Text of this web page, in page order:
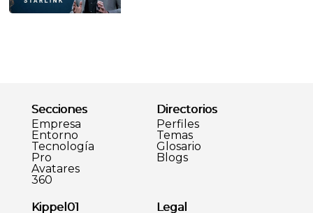
Secciones
Empresa
Entorno
Tecnología
Pro
Avatares
360
Directorios
Perfiles
Temas
Glosario
Blogs
Kippel01 Legal